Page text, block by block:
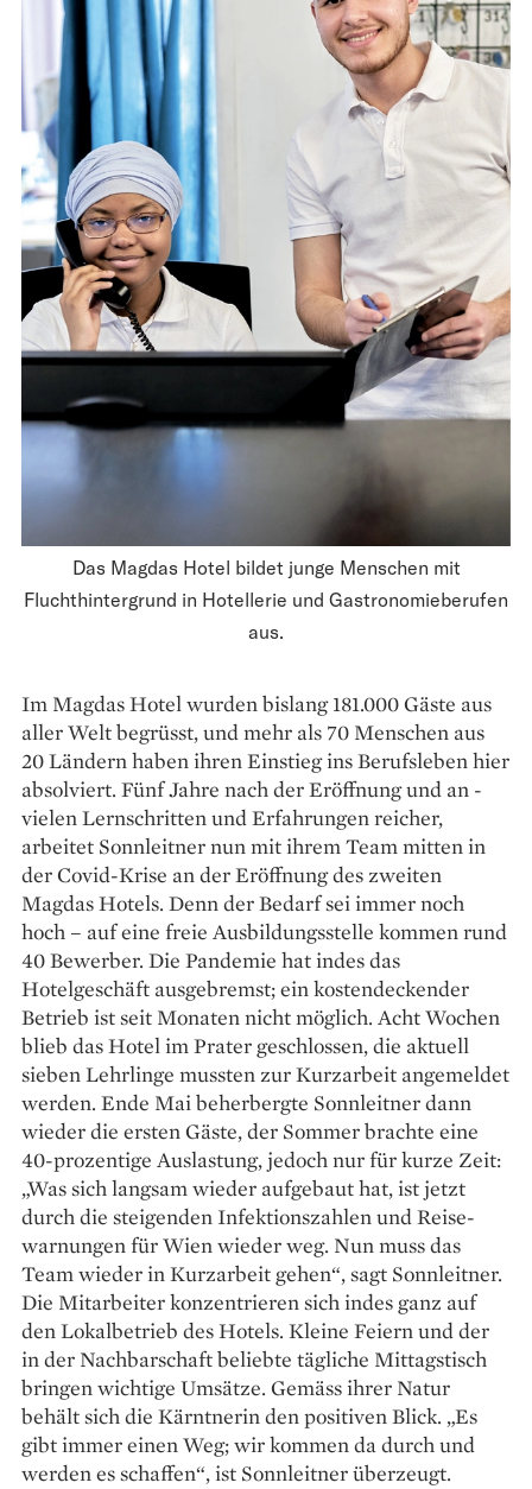
Das Magdas Hotel bildet junge Menschen mit
Fluchthintergrund in Hotellerie und Gastronomieberufen
aus.
Im Magdas Hotel wurden ­bislang 181.000 Gäste aus
aller Welt begrüsst, und mehr als 70 Menschen aus
20 Ländern haben ihren Einstieg ins Berufsleben hier
absolviert. Fünf Jahre nach der Eröffnung und an ­
vielen Lernschritten und Erfahrungen reicher,
arbeitet Sonnleitner nun mit ihrem Team mitten in
der Covid-­Krise an der Eröffnung des ­zweiten
Magdas Hotels. Denn der Bedarf sei immer noch
hoch – auf eine freie Ausbildungsstelle kommen rund
40 Bewerber. Die Pandemie hat indes das
Hotelgeschäft ausgebremst; ein kostendeckender
Betrieb ist seit Monaten nicht möglich. Acht Wochen
blieb das Hotel im Prater geschlossen, die aktuell
sieben Lehrlinge mussten zur Kurzarbeit angemeldet
werden. Ende Mai ­beherbergte Sonnleitner dann
wieder die ersten ­Gäste, der Sommer ­brachte eine
40-prozentige Auslastung, jedoch nur für kurze Zeit:
„Was sich langsam wieder aufgebaut hat, ist jetzt
durch die steigenden Infektionszahlen und Reise­
warnungen für Wien wieder weg. Nun muss das
Team wieder in Kurzarbeit gehen“, sagt Sonnleitner.
Die Mitarbeiter konzentrieren sich indes ganz auf
den Lokalbetrieb des Hotels. Kleine Feiern und der
in der Nachbarschaft beliebte tägliche Mittagstisch
bringen wichtige ­Umsätze. Gemäss ihrer Natur
behält sich die Kärntnerin den positiven Blick. „Es
gibt immer einen Weg; wir kommen da durch und
werden es schaffen“, ist Sonnleitner überzeugt.